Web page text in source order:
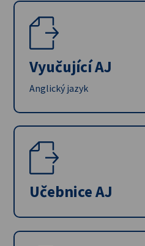
Vyučující AJ
Anglický jazyk
Učebnice AJ